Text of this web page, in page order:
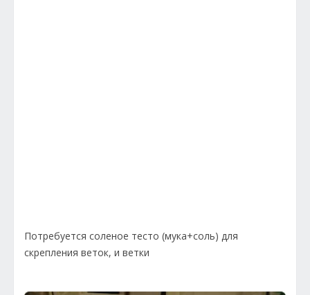
Потребуется соленое тесто (мука+соль) для
скрепления веток, и ветки